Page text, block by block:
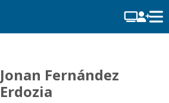
Jonan Fernández
Erdozia